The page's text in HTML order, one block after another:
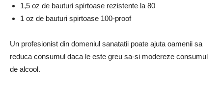
1,5 oz de bauturi spirtoase rezistente la 80
1 oz de bauturi spirtoase 100-proof
Un profesionist din domeniul sanatatii poate ajuta oamenii sa
reduca consumul daca le este greu sa-si modereze consumul
de alcool.